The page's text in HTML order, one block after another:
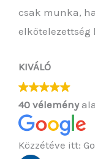
csak munka,
elkötelezettség
KIVÁLÓ
40 vélemény
Közzétéve itt: